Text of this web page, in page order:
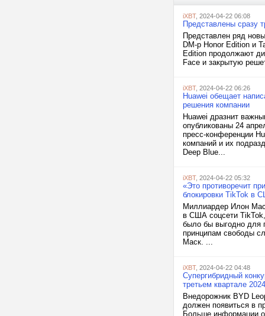
iXBT, 2024-04-22 06:08
Представлены сразу
Представлен ряд
DM-p Honor Edition и
Edition продолжают
Face и закрытую
iXBT, 2024-04-22 06:26
Huawei обещает
решения компании
Huawei дразнит
опубликованы 24
пресс-конференции
компаний и их
Deep Blue...
iXBT, 2024-04-22 05:32
«Это противоречит
блокировки TikTok в
Миллиардер Илон
в США соцсети
было бы выгодно для
принципам свободы
Маск. ...
iXBT, 2024-04-22 04:48
Супергибридный
третьем квартале 2024
Внедорожник BYD
должен появиться в
Больше информации